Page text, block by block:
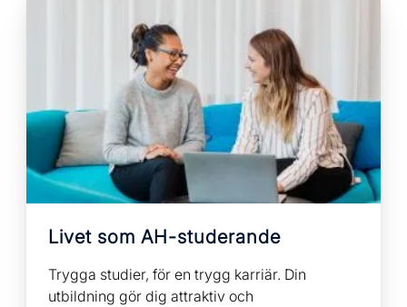
Livet som AH-studerande
Trygga studier, för en trygg karriär. Din
utbildning gör dig attraktiv och